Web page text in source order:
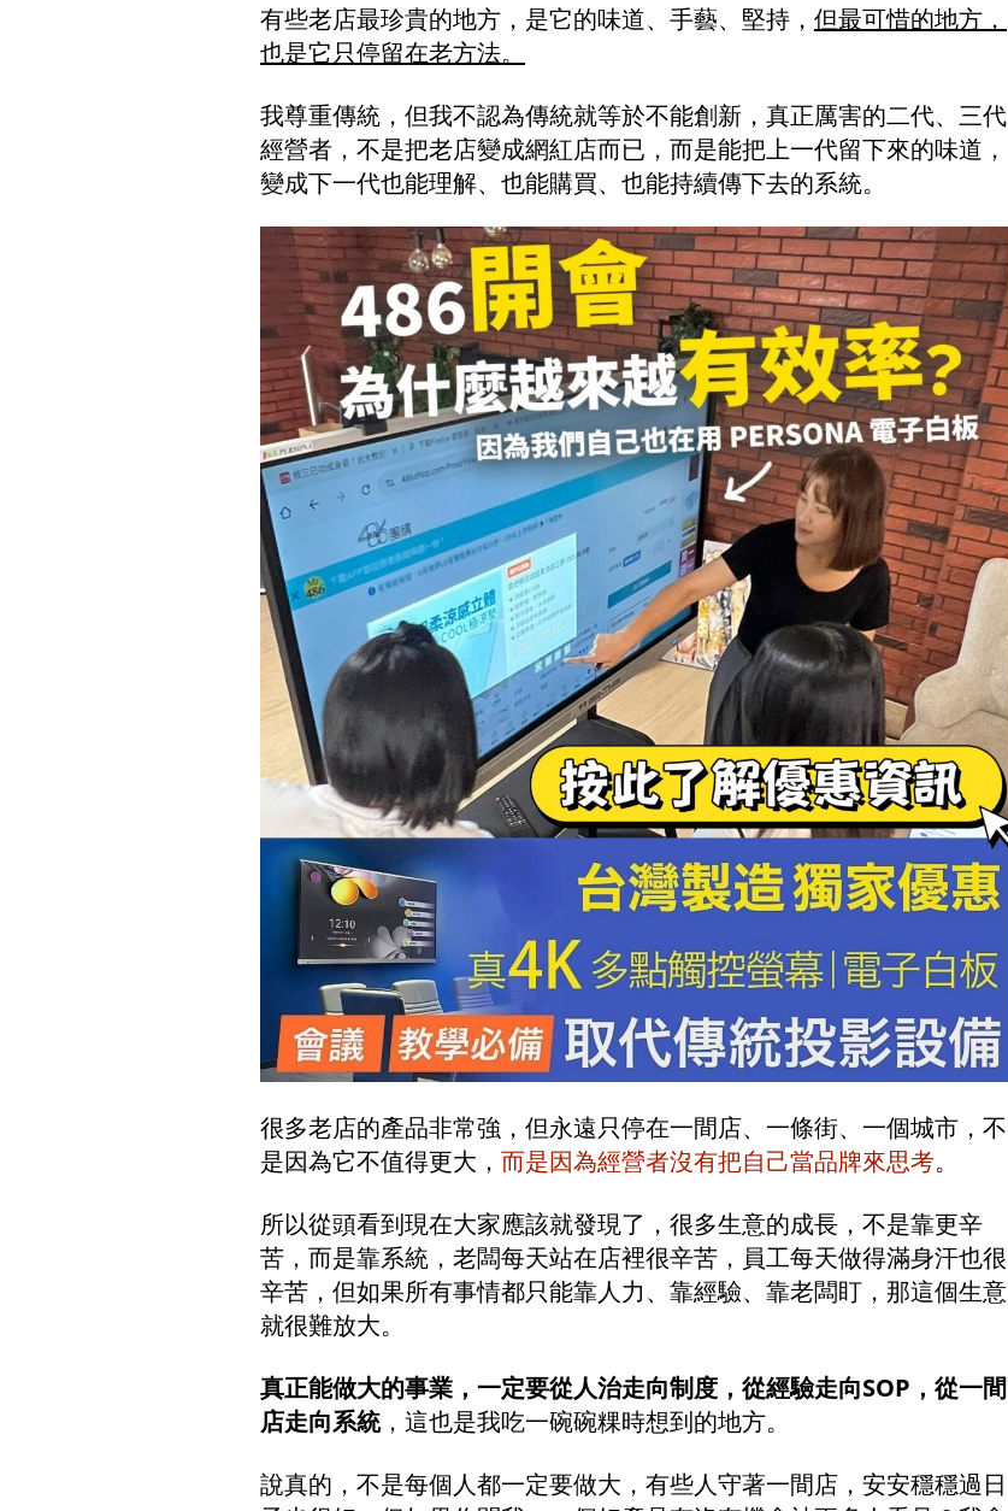
有些老店最珍貴的地方，是它的味道、手藝、堅持， 但最可惜的地方，
也是它只停留在老方法。
我尊重傳統，但我不認為傳統就等於不能創新，真正厲害的二代、三代
經營者，不是把老店變成網紅店而已，而是能把上一代留下來的味道，
變成下一代也能理解、也能購買、也能持續傳下去的系統。
很多老店的產品非常強，但永遠只停在一間店、一條街、一個城市，不
是因為它不值得更大， 而是因為經營者沒有把自己當品牌來思考。
所以從頭看到現在大家應該就發現了，很多生意的成長，不是靠更辛
苦，而是靠系統，老闆每天站在店裡很辛苦，員工每天做得滿身汗也很
辛苦，但如果所有事情都只能靠人力、靠經驗、靠老闆盯，那這個生意
就很難放大。
真正能做大的事業，一定要從人治走向制度，從經驗走向SOP，從一間
店走向系統，這也是我吃一碗碗粿時想到的地方。
說真的，不是每個人都一定要做大，有些人守著一間店，安安穩穩過日